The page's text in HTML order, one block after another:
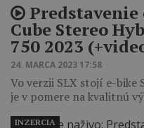
Cube Stereo
750 2023
24. MARCA 2023 17:58
Vo verzii SLX stojí e-bike
je v pomere na kvalitnú
INZERCIA